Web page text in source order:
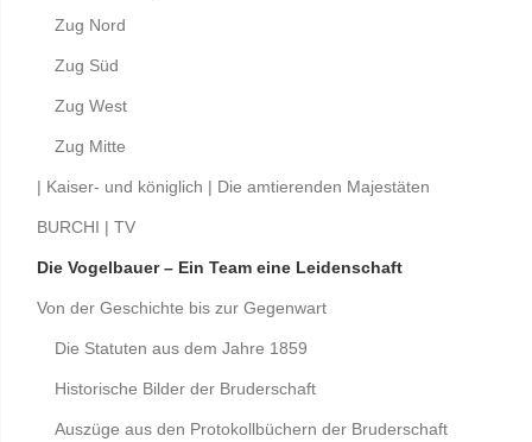
Zug Nord
Zug Süd
Zug West
Zug Mitte
| Kaiser- und königlich | Die amtierenden Majestäten
BURCHI | TV
Die Vogelbauer – Ein Team eine Leidenschaft
Von der Geschichte bis zur Gegenwart
Die Statuten aus dem Jahre 1859
Historische Bilder der Bruderschaft
Auszüge aus den Protokollbüchern der Bruderschaft